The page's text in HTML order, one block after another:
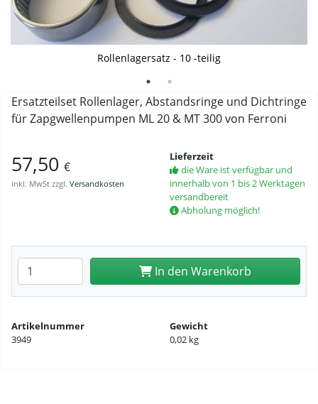
Rollenlagersatz - 10 -teilig
Rollenlager im Detail
Ersatzteilset Rollenlager, Abstandsringe und Dichtringe
für Zapgwellenpumpen ML 20 & MT 300 von Ferroni
57,50 €
inkl. MwSt zzgl. Versandkosten
Lieferzeit
die Ware ist verfügbar und
innerhalb von 1 bis 2 Werktagen
versandbereit
Abholung möglich!
Anzahl eingeben In den Warenkorb
Artikelnummer
3949
Gewicht
0,02 kg